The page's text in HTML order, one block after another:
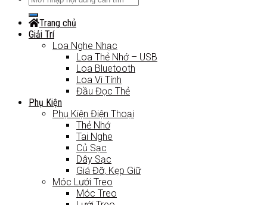
Trang chủ
Giải Trí
Loa Nghe Nhạc
Loa Thẻ Nhớ – USB
Loa Bluetooth
Loa Vi Tính
Đầu Đọc Thẻ
Phụ Kiện
Phụ Kiện Điện Thoại
Thẻ Nhớ
Tai Nghe
Củ Sạc
Dây Sạc
Giá Đỡ, Kẹp Giữ
Móc Lưới Treo
Móc Treo